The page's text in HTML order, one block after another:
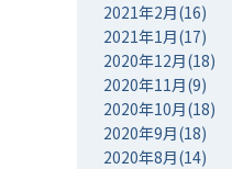
2021年2月(16)
2021年1月(17)
2020年12月(18)
2020年11月(9)
2020年10月(18)
2020年9月(18)
2020年8月(14)